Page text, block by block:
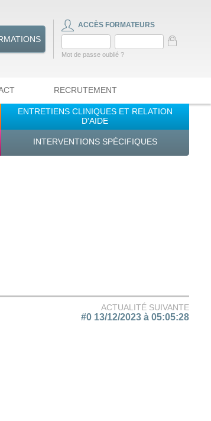
ACCÈS FORMATEURS
Mot de passe oublié ?
RECRUTEMENT
ENTRETIENS CLINIQUES ET RELATION
D'AIDE
INTERVENTIONS SPÉCIFIQUES
ACTUALITÉ SUIVANTE
#0 13/12/2023 à 05:05:28